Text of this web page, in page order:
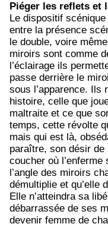
Piéger les reflets et
Le dispositif
entre la présence
le double, voire
miroirs sont comme
l’éclairage ils
passe derrière le
sous l’apparence. Ils
histoire, celle que
maltraite et ce que
temps, cette révolte
mais qui est là,
paraître, son désir
coucher où
l’angle des miroirs
démultiplie et qu’elle
Elle n’atteindra sa
débarrassée de ses
devenir femme de